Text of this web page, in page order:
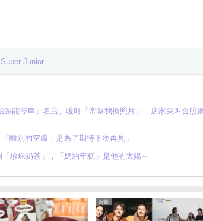
Super Junior
能停車」名店、暖叮「常幫我換照片」，店家尖叫合照
離別的空虛，是為了期待下次再見」
珍珠奶茶」，「奶油年糕」是他的太陽～
綜藝